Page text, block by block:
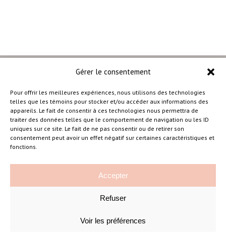
Gérer le consentement
Pour offrir les meilleures expériences, nous utilisons des technologies
telles que les témoins pour stocker et/ou accéder aux informations des
appareils. Le fait de consentir à ces technologies nous permettra de
traiter des données telles que le comportement de navigation ou les ID
uniques sur ce site. Le fait de ne pas consentir ou de retirer son
consentement peut avoir un effet négatif sur certaines caractéristiques et
fonctions.
Accepter
Refuser
Voir les préférences
–
Amélie Cousineau Photographe
©Amelie Cousineau Photographe